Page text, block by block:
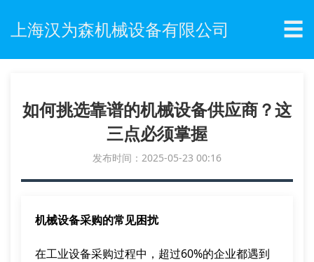
上海汉为森机械设备有限公司 ☰
如何挑选靠谱的机械设备供应商？这
三点必须掌握
发布时间：2025-05-23 00:16
机械设备采购的常见困扰
在工业设备采购过程中，超过60%的企业都遇到